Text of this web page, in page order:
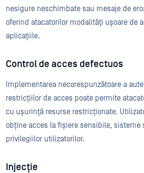
nesigure neschimbate sau mesaje de
oferind atacatorilor modalități ușoare de
aplicațiile.
Control de acces defectuos
Implementarea necorespunzătoare a
restricțiilor de acces poate permite
cu ușurință resurse restricționate.
obține acces la fișiere sensibile, sisteme
privilegiilor utilizatorilor.
Injecție